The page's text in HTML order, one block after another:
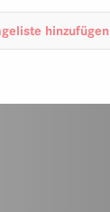
hinzufügen